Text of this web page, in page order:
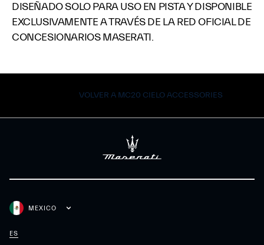
DISEÑADO SOLO PARA USO EN PISTA Y DISPONIBLE
EXCLUSIVAMENTE A TRAVÉS DE LA RED OFICIAL DE
CONCESIONARIOS MASERATI.
VOLVER A MC20 CIELO ACCESSORIES
MEXICO
ES